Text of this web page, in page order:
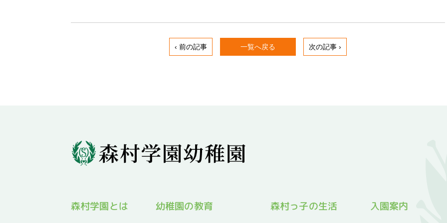
‹ 前の記事 一覧へ戻る 次の記事 ›
森村学園とは 幼稚園の教育 森村っ子の生活 入園案内